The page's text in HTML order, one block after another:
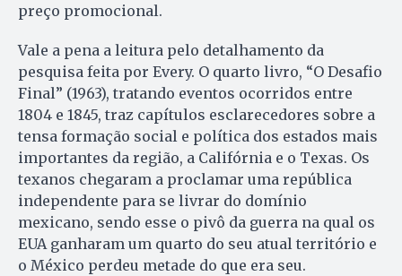
preço promocional.
Vale a pena a leitura pelo detalhamento da
pesquisa feita por Every. O quarto livro, “O Desafio
Final” (1963), tratando eventos ocorridos entre
1804 e 1845, traz capítulos esclarecedores sobre a
tensa formação social e política dos estados mais
importantes da região, a Califórnia e o Texas. Os
texanos chegaram a proclamar uma república
independente para se livrar do domínio
mexicano, sendo esse o pivô da guerra na qual os
EUA ganharam um quarto do seu atual território e
o México perdeu metade do que era seu.